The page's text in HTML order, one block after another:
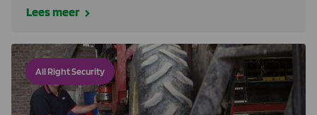
Lees meer
All Right Security